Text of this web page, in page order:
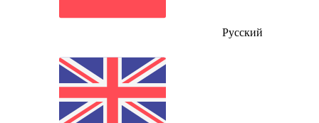
Русский